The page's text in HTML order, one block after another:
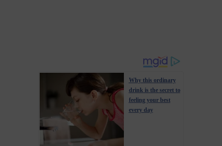
Why this ordinary
drink is the secret to
feeling your best
every day